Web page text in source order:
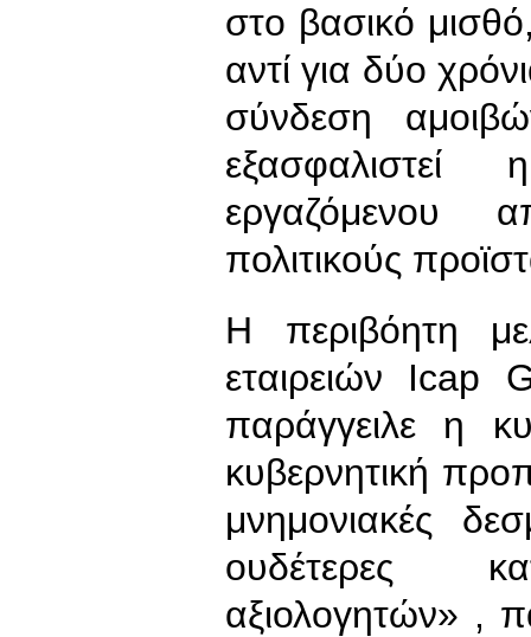
στο βασικό
αντί για δύο
σύνδεση
εργαζόμενου
πολιτικούς
Η περιβόητη
εταιρειών
παράγγειλε η
κυβερνητική
μνημονιακές
ουδέτερες
αξιολογητών» ,